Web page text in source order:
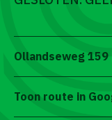
Ollandseweg
Toon route in